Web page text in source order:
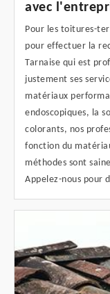
avec
Pour les toitures-
pour effectuer la
Tarnaise qui est
justement ses
matériaux
endoscopiques, la
colorants, nos
fonction du
méthodes sont
Appelez-nous pour